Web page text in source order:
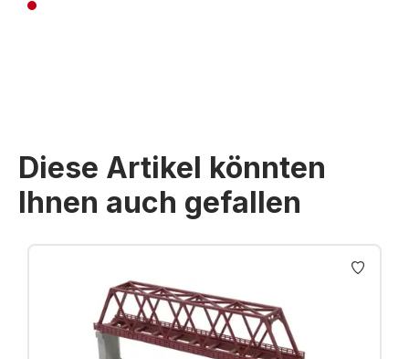
Diese Artikel könnten
Ihnen auch gefallen
Produktgalerie überspringen